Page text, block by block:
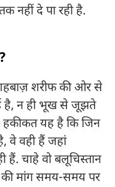
नहीं दे पा रही है.
शहबाज़ शरीफ की ओर से
है, न ही भूख से जूझते
हकीकत यह है कि जिन
वे वही हैं जहां
हैं. चाहे वो बलूचिस्तान
की मांग समय-समय पर